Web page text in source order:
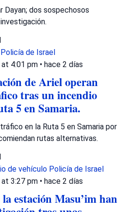
Dayan; dos sospechosos
Policía de Israel
4:01 pm • hace 2 días
de Ariel operan
tras un incendio
5 en Samaria.
en la Ruta 5 en Samaria por
rutas alternativas.
de vehículo Policía de Israel
3:27 pm • hace 2 días
estación Masu’im han